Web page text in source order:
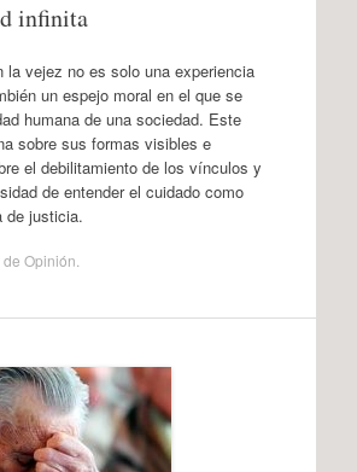
infinita
la vejez no es solo una experiencia
un espejo moral en el que se
humana de una sociedad. Este
sobre sus formas visibles e
el debilitamiento de los vínculos y
de entender el cuidado como
de justicia.
de Opinión